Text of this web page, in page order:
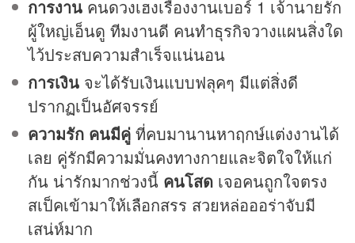
การงาน คนดวงเฮงเรื่องงานเบอร์ 1 เจ้านายรัก
ผู้ใหญ่เอ็นดู ทีมงานดี คนทำธุรกิจวางแผนสิ่งใด
ไว้ประสบความสำเร็จแน่นอน
การเงิน จะได้รับเงินแบบฟลุคๆ มีแต่สิ่งดี
ปรากฏเป็นอัศจรรย์
ความรัก คนมีคู่ ที่คบมานานหาฤกษ์แต่งงานได้
เลย คู่รักมีความมั่นคงทางกายและจิตใจให้แก่
กัน น่ารักมากช่วงนี้ คนโสด เจอคนถูกใจตรง
สเป็คเข้ามาให้เลือกสรร สวยหล่อออร่าจับมี
เสน่ห์มาก